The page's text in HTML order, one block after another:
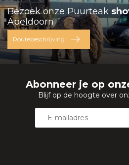
Bezoek onze Puurteak
Apeldoorn
Routebeschrijving
Abonneer je op
Blijf op de hoogte over